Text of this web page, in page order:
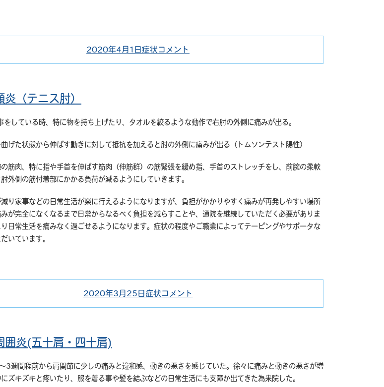
投
稿
2020年4月1日
カ
テ
症状
膝
関
コメント
炎（テニス肘）
している時、特に物を持ち上げたり、タオルを絞るような動作で右肘の外側に痛みが出る。
げた状態から伸ばす動きに対して抵抗を加えると肘の外側に痛みが出る（トムソンテスト陽性）
筋肉、特に指や手首を伸ばす筋肉（伸筋群）の筋緊張を緩め指、手首のストレッチをし、前腕の柔軟
外側の筋付着部にかかる負荷が減るようにしていきます。
り家事などの日常生活が楽に行えるようになりますが、負担がかかりやすく痛みが再発しやすい場所
が完全になくなるまで日常からなるべく負担を減らすことや、通院を継続していただく必要がありま
日常生活を痛みなく過ごせるようになります。症状の程度やご職業によってテーピングやサポータな
いています。
投
稿
2020年3月25日
カ
テ
症状
外
側
ニ
ス
コメント
囲炎(五十肩・四十肩)
週間程前から肩関節に少しの痛みと違和感、動きの悪さを感じていた。徐々に痛みと動きの悪さが増
ズキズキと疼いたり、服を着る事や髪を結ぶなどの日常生活にも支障か出てきた為来院した。